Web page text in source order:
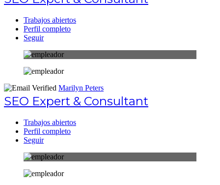
Trabajos abiertos
Perfil completo
Seguir
Marilyn Peters
SEO Expert & Consultant
Trabajos abiertos
Perfil completo
Seguir